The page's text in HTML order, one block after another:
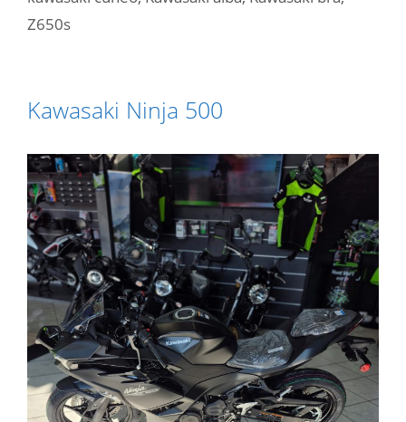
Z650s
Kawasaki Ninja 500